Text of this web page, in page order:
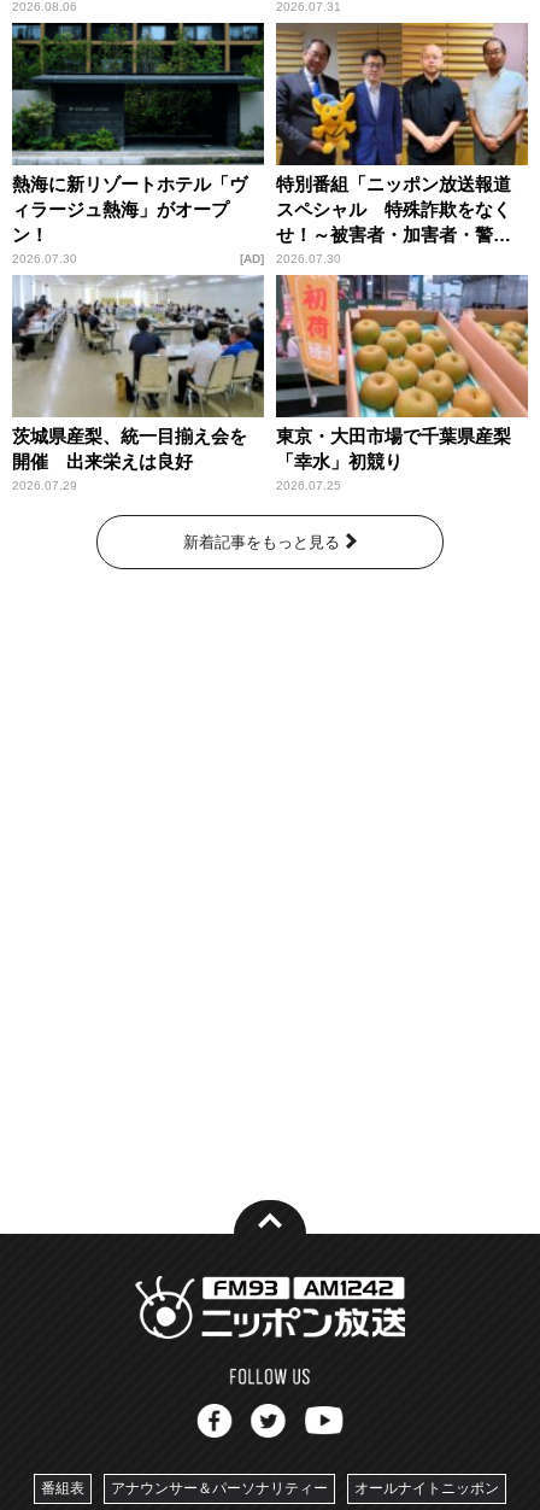
2026.08.06
恵
2026.07.31
熱海に新リゾートホテル「ヴ
ィラージュ熱海」がオープ
ン！
2026.07.30 AD
特別番組「ニッポン放送報道
スペシャル 特殊詐欺をなく
せ！～被害者・加害者・警視
庁が語るトクリュウの実態
～」放送
2026.07.30
茨城県産梨、統一目揃え会を
開催 出来栄えは良好
2026.07.29
東京・大田市場で千葉県産梨
「幸水」初競り
2026.07.25
新着記事をもっと見る
番組表 アナウンサー＆パーソナリティー オールナイトニッポン